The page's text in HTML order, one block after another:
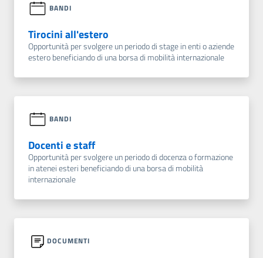
BANDI
Tirocini all'estero
Opportunità per svolgere un periodo di stage in enti o aziende
estero beneficiando di una borsa di mobilità internazionale
BANDI
Docenti e staff
Opportunità per svolgere un periodo di docenza o formazione
in atenei esteri beneficiando di una borsa di mobilità
internazionale
DOCUMENTI